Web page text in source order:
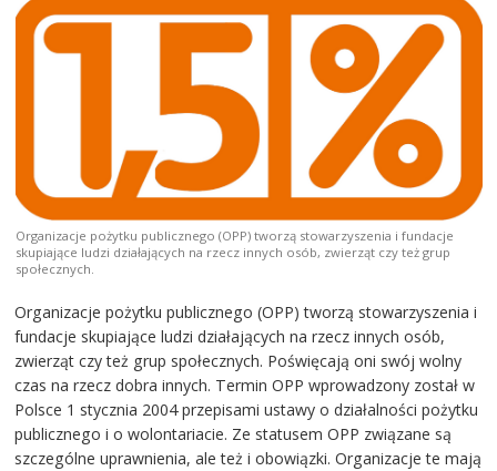
Organizacje pożytku publicznego (OPP) tworzą stowarzyszenia i fundacje
skupiające ludzi działających na rzecz innych osób, zwierząt czy też grup
społecznych.
Organizacje pożytku publicznego (OPP) tworzą stowarzyszenia i
fundacje skupiające ludzi działających na rzecz innych osób,
zwierząt czy też grup społecznych. Poświęcają oni swój wolny
czas na rzecz dobra innych. Termin OPP wprowadzony został w
Polsce 1 stycznia 2004 przepisami ustawy o działalności pożytku
publicznego i o wolontariacie. Ze statusem OPP związane są
szczególne uprawnienia, ale też i obowiązki. Organizacje te mają